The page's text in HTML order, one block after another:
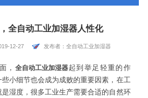
全自动工业加湿器人性化
12-27 发布者：全自动工业加湿器
， 全自动工业加湿器起到举足轻重的作
小细节也会成为成败的重要因素，在工
湿度，很多工业生产需要合适的自然环